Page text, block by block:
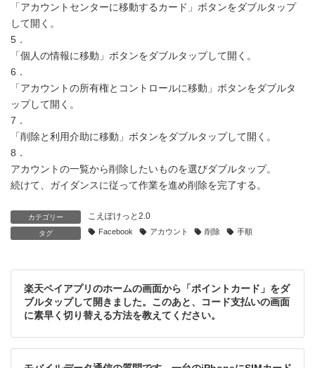
「アカウントセンターに移動するカード」ボタンをダブルタップ
して開く。
5．
「個人の情報に移動」ボタンをダブルタップして開く。
6．
「アカウントの所有権とコントロールに移動」ボタンをダブルタ
ップして開く。
7．
「削除と利用介助に移動」ボタンをダブルタップして開く。
8．
アカウントの一覧から削除したいものを選びダブルタップ。
続けて、ガイダンスに従って作業を進め削除を完了する。
カテゴリー こえぽけっと2.0
タグ Facebook アカウント 削除 手順
楽天ペイアプリのホームの画面から「ポイントカード」をダ
ブルタップして開きました。このあと、コード支払いの画面
に素早く切り替える方法を教えてください。